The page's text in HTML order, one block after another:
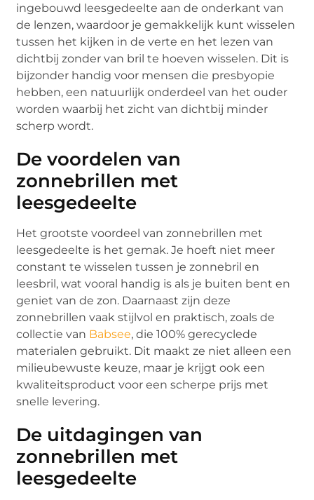
ingebouwd leesgedeelte aan de onderkant van
de lenzen, waardoor je gemakkelijk kunt wisselen
tussen het kijken in de verte en het lezen van
dichtbij zonder van bril te hoeven wisselen. Dit is
bijzonder handig voor mensen die presbyopie
hebben, een natuurlijk onderdeel van het ouder
worden waarbij het zicht van dichtbij minder
scherp wordt.
De voordelen van
zonnebrillen met
leesgedeelte
Het grootste voordeel van zonnebrillen met
leesgedeelte is het gemak. Je hoeft niet meer
constant te wisselen tussen je zonnebril en
leesbril, wat vooral handig is als je buiten bent en
geniet van de zon. Daarnaast zijn deze
zonnebrillen vaak stijlvol en praktisch, zoals de
collectie van Babsee, die 100% gerecyclede
materialen gebruikt. Dit maakt ze niet alleen een
milieubewuste keuze, maar je krijgt ook een
kwaliteitsproduct voor een scherpe prijs met
snelle levering.
De uitdagingen van
zonnebrillen met
leesgedeelte